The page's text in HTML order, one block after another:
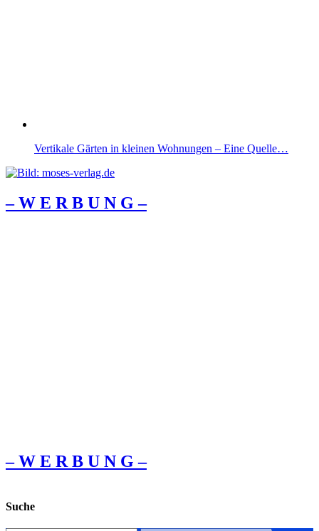
Vertikale Gärten in kleinen Wohnungen – Eine Quelle…
– W Ε R Β U Ν G –
– W Ε R Β U Ν G –
Suche